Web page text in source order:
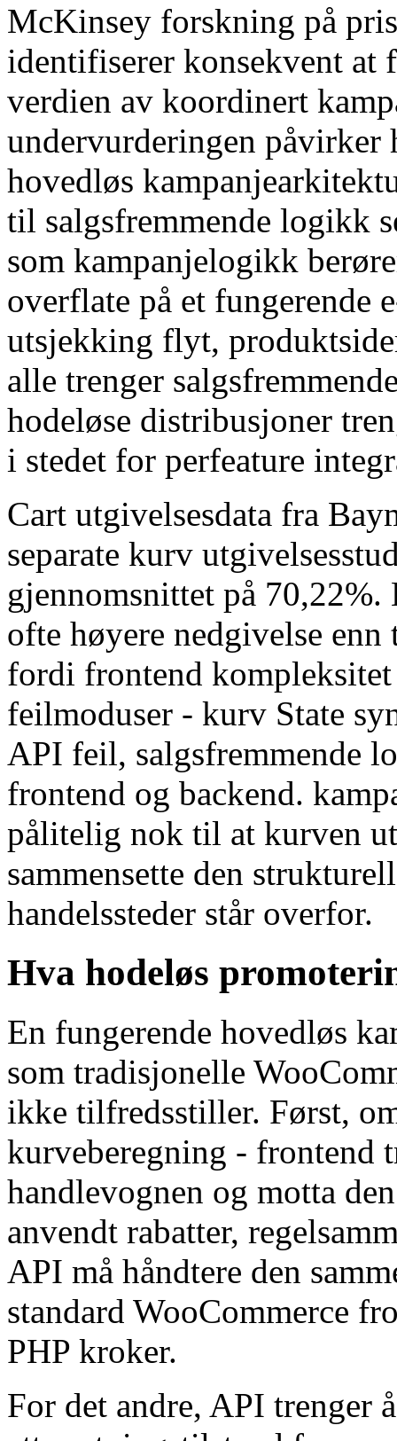
McKinsey forskning på
identifiserer konsekvent at
verdien av koordinert
undervurderingen
hovedløs
til salgsfremmende logikk
som kampanjelogikk
overflate på et fungerende
utsjekking flyt,
alle trenger
hodeløse distribusjoner
i stedet for perfeature
Cart utgivelsesdata fra
separate kurv
gjennomsnittet på
ofte høyere nedgivelse
fordi frontend
feilmoduser - kurv State
API feil, salgsfremmende
frontend og backend.
pålitelig nok til at kurven
sammensette den
handelssteder står overfor.
Hva hodeløs
En fungerende hovedløs
som tradisjonelle
ikke tilfredsstiller. Først,
kurveberegning - frontend
handlevognen og motta
anvendt rabatter,
API må håndtere den
standard WooCommerce
PHP kroker.
For det andre, API trenger